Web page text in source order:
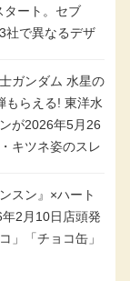
タート。セブ
社で異なるデザ
ガンダム 水星の
もらえる! 東洋水
が2026年5月26
キツネ姿のスレ
のクリアスタ
スン』×ハート
2月10日店頭発
」「チョコ缶」